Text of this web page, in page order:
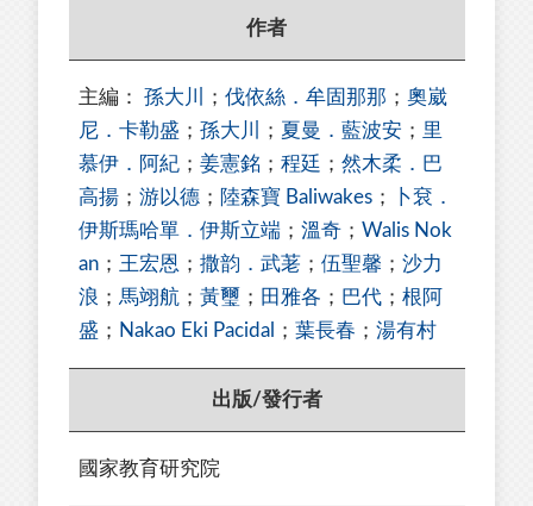
作者
主編： 孫大川 ； 伐依絲．牟固那那 ； 奧崴
尼．卡勒盛 ； 孫大川 ； 夏曼．藍波安 ； 里
慕伊．阿紀 ； 姜憲銘 ； 程廷 ； 然木柔．巴
高揚 ； 游以德 ； 陸森寶 Baliwakes ；
卜袞．
伊斯瑪哈單．伊斯立端 ； 溫奇 ； Walis Nok
an ； 王宏恩 ； 撒韵．武荖 ； 伍聖馨 ； 沙力
浪 ； 馬翊航 ； 黃璽 ； 田雅各 ； 巴代 ； 根阿
盛 ； Nakao Eki Pacidal ； 葉長春 ； 湯有村
出版/發行者
國家教育研究院